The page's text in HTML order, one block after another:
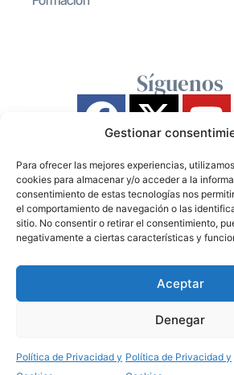
Gestionar
Para ofrecer las mejores experiencias,
cookies para almacenar y/o acceder a la
consentimiento de estas tecnologías nos
el comportamiento de navegación o las
sitio. No consentir o retirar el consentimiento,
negativamente a ciertas características y
Aceptar
Denegar
Política de Privacidad y Política de Privacidad y
Síguenos